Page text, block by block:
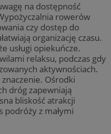
na dostępność
rowerów
czy dostęp do
organizację czasu.
usługi opiekuńcze.
relaksu, podczas gdy
aktywnościach.
Ośrodki
dróg zapewniają
bliskość atrakcji
podróży z małymi